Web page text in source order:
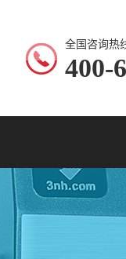
全国咨询热
400-